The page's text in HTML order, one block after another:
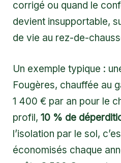
corrigé ou quand le
devient insupportable,
de vie au rez-de-
Un exemple typique :
Fougères, chauffée au
1 400 € par an pour le
profil, 10 % de
l’isolation par le sol,
économisés chaque